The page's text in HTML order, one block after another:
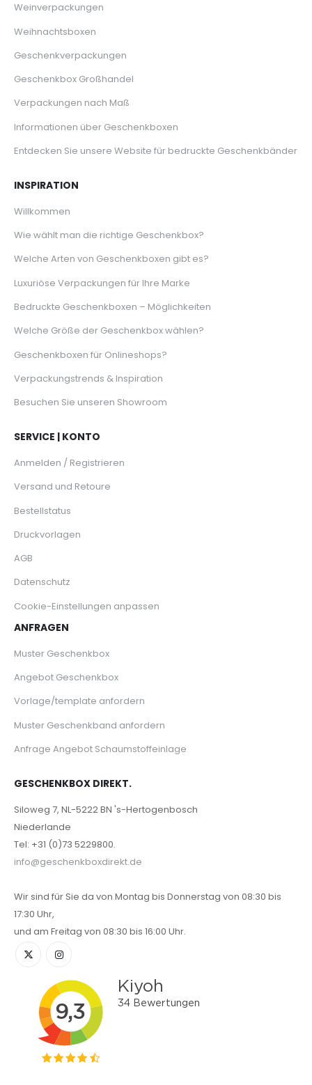
Weinverpackungen
Weihnachtsboxen
Geschenkverpackungen
Geschenkbox Großhandel
Verpackungen nach Maß
Informationen über Geschenkboxen
Entdecken Sie unsere Website für bedruckte Geschenkbänder
INSPIRATION
Willkommen
Wie wählt man die richtige Geschenkbox?
Welche Arten von Geschenkboxen gibt es?
Luxuriöse Verpackungen für Ihre Marke
Bedruckte Geschenkboxen – Möglichkeiten
Welche Größe der Geschenkbox wählen?
Geschenkboxen für Onlineshops?
Verpackungstrends & Inspiration
Besuchen Sie unseren Showroom
SERVICE | KONTO
Anmelden / Registrieren
Versand und Retoure
Bestellstatus
Druckvorlagen
AGB
Datenschutz
Cookie-Einstellungen anpassen
ANFRAGEN
Muster Geschenkbox
Angebot Geschenkbox
Vorlage/template anfordern
Muster Geschenkband anfordern
Anfrage Angebot Schaumstoffeinlage
GESCHENKBOX DIREKT.
Siloweg 7, NL-5222 BN 's-Hertogenbosch
Niederlande
Tel: +31 (0)73 5229800.
info@geschenkboxdirekt.de
Wir sind für Sie da von Montag bis Donnerstag von 08:30 bis
17:30 Uhr,
und am Freitag von 08:30 bis 16:00 Uhr.